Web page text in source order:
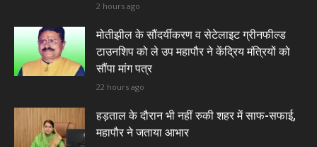
2 hours ago
मोतीझील के सौंदर्यीकरण व सेटेलाइट ग्रीनफील्ड
टाउनशिप को ले उप महापौर ने केंद्रिय मंत्रियों को
सौंपा मांग पत्र
22 hours ago
हड़ताल के दौरान भी नहीं रुकी शहर में साफ-सफाई,
महापौर ने जताया आभार